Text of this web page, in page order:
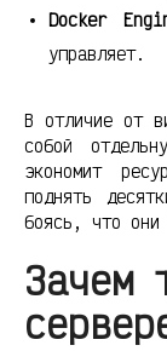
Docker
управляет.
В отличие от
собой
экономит
поднять
боясь, что они
Зачем